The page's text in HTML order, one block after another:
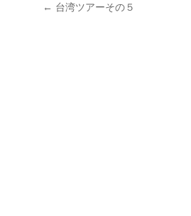
← 台湾ツアーその５